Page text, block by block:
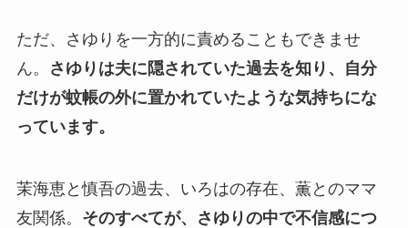
ただ、さゆりを一方的に責めることもできませ
ん。
さゆりは夫に隠されていた過去を知り、自分
だけが蚊帳の外に置かれていたような気持ちにな
っています。
茉海恵と慎吾の過去、いろはの存在、薫とのママ
友関係。 そのすべてが、さゆりの中で不信感につ